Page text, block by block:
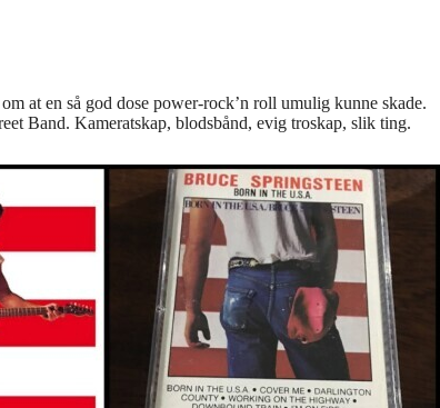
at en så god dose power-rock’n roll umulig kunne skade.
Band. Kameratskap, blodsbånd, evig troskap, slik ting.